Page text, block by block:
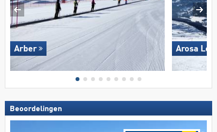
Arber Arosa
Beoordelingen